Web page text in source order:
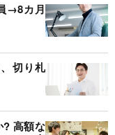
→8カ月
切り札
? 高額な